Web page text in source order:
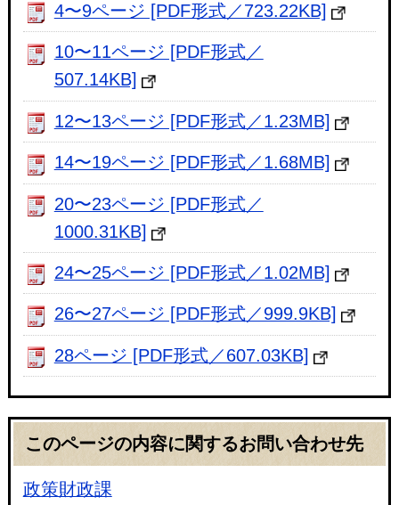
4〜9ページ [PDF形式／723.22KB]
10〜11ページ [PDF形式／
507.14KB]
12〜13ページ [PDF形式／1.23MB]
14〜19ページ [PDF形式／1.68MB]
20〜23ページ [PDF形式／
1000.31KB]
24〜25ページ [PDF形式／1.02MB]
26〜27ページ [PDF形式／999.9KB]
28ページ [PDF形式／607.03KB]
このページの内容に関するお問い合わせ先
政策財政課